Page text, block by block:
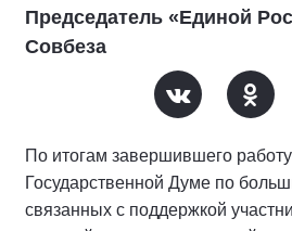
Председатель «Единой
Совбеза
По итогам завершившего
Государственной Думе по
связанных с поддержкой